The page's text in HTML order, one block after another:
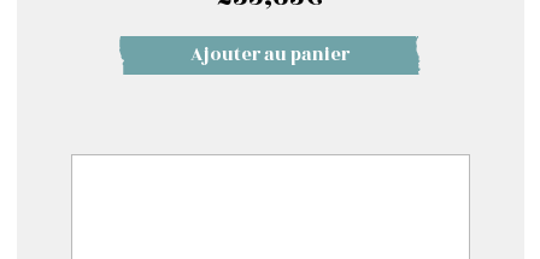
Ajouter au panier